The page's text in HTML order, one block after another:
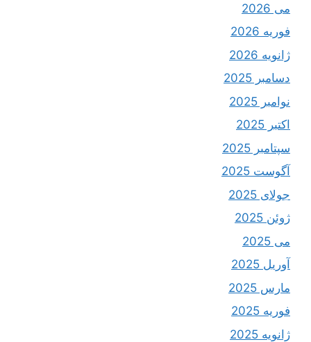
می 2026
فوریه 2026
ژانویه 2026
دسامبر 2025
نوامبر 2025
اکتبر 2025
سپتامبر 2025
آگوست 2025
جولای 2025
ژوئن 2025
می 2025
آوریل 2025
مارس 2025
فوریه 2025
ژانویه 2025